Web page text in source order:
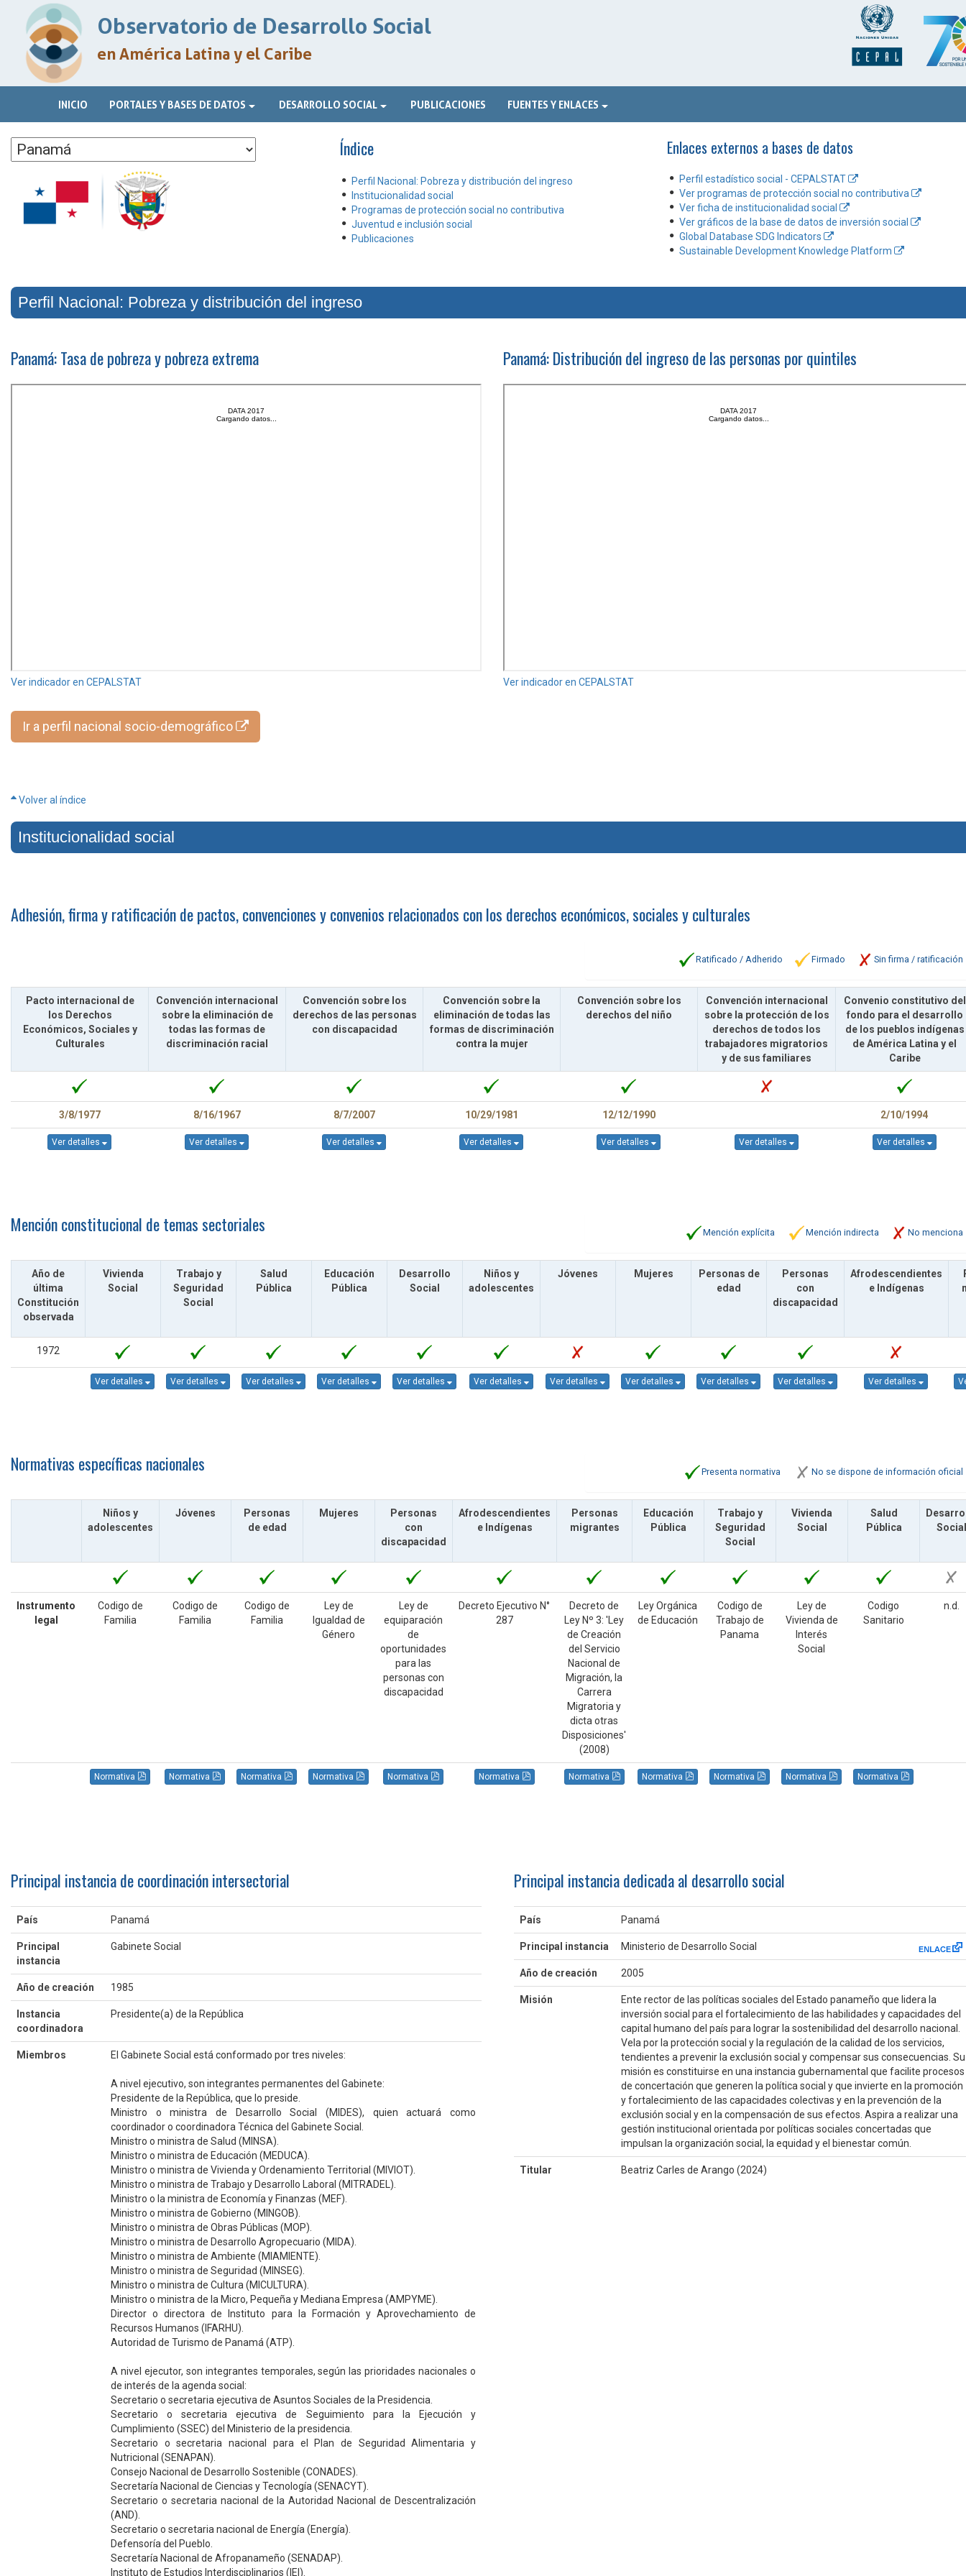
Observatorio de Desarrollo Social
en América Latina y el Caribe
INICIO PORTALES Y BASES DE DATOS DESARROLLO SOCIAL PUBLICACIONES FUENTES Y ENLACES
Índice
Perfil Nacional: Pobreza y distribución del ingreso
Institucionalidad social
Programas de protección social no contributiva
Juventud e inclusión social
Publicaciones
Enlaces externos a bases de datos
Perfil estadístico social - CEPALSTAT
Ver programas de protección social no contributiva
Ver ficha de institucionalidad social
Ver gráficos de la base de datos de inversión social
Global Database SDG Indicators
Sustainable Development Knowledge Platform
Perfil Nacional: Pobreza y distribución del ingreso
Panamá: Tasa de pobreza y pobreza extrema
Ver indicador en CEPALSTAT
Panamá: Distribución del ingreso de las personas por quintiles
Ver indicador en CEPALSTAT
Ir a perfil nacional socio-demográfico
Volver al índice
Institucionalidad social
Adhesión, firma y ratificación de pactos, convenciones y convenios relacionados con los derechos económicos, sociales y culturales
Ratificado / Adherido Firmado Sin firma / ratificación
Pacto internacional de
los Derechos
Económicos, Sociales y
Culturales
Convención internacional
sobre la eliminación de
todas las formas de
discriminación racial
Convención sobre los
derechos de las personas
con discapacidad
Convención sobre la
eliminación de todas las
formas de discriminación
contra la mujer
Convención sobre los
derechos del niño
Convención internacional
sobre la protección de los
derechos de todos los
trabajadores migratorios
y de sus familiares
Convenio constitutivo del
fondo para el desarrollo
de los pueblos indígenas
de América Latina y el
Caribe
3/8/1977 8/16/1967 8/7/2007 10/29/1981 12/12/1990 2/10/1994
Ver detalles Ver detalles Ver detalles Ver detalles Ver detalles Ver detalles Ver detalles
Mención constitucional de temas sectoriales Mención explícita Mención indirecta No menciona
Año de
última
Constitución
observada
Vivienda
Social
Trabajo y
Seguridad
Social
Salud
Pública
Educación
Pública
Desarrollo
Social
Niños y
adolescentes
Jóvenes Mujeres
Personas de
edad
Personas
con
discapacidad
Afrodescendientes
e Indígenas
1972
Ver detalles Ver detalles Ver detalles Ver detalles Ver detalles Ver detalles Ver detalles Ver detalles Ver detalles Ver detalles Ver detalles
Normativas específicas nacionales Presenta normativa No se dispone de información oficial
Niños y
adolescentes
Jóvenes
Personas
de edad
Mujeres
Personas
con
discapacidad
Afrodescendientes
e Indígenas
Personas
migrantes
Educación
Pública
Trabajo y
Seguridad
Social
Vivienda
Social
Salud
Pública
Social
Instrumento
legal
Codigo de
Familia
Codigo de
Familia
Codigo de
Familia
Ley de
Igualdad de
Género
Ley de
equiparación
de
oportunidades
para las
personas con
discapacidad
Decreto Ejecutivo N°
287
Decreto de
Ley Nº 3: 'Ley
de Creación
del Servicio
Nacional de
Migración, la
Carrera
Migratoria y
dicta otras
Disposiciones'
(2008)
Ley Orgánica
de Educación
Codigo de
Trabajo de
Panama
Ley de
Vivienda de
Interés
Social
Codigo
Sanitario
n.d.
Normativa Normativa Normativa Normativa Normativa Normativa Normativa Normativa Normativa Normativa Normativa
Principal instancia de coordinación intersectorial
País Panamá
Principal
instancia
Gabinete Social
Año de creación 1985
Instancia
coordinadora
Presidente(a) de la República
Miembros El Gabinete Social está conformado por tres niveles:
A nivel ejecutivo, son integrantes permanentes del Gabinete:
Presidente de la República, que lo preside.
Ministro o ministra de Desarrollo Social (MIDES), quien actuará como
coordinador o coordinadora Técnica del Gabinete Social.
Ministro o ministra de Salud (MINSA).
Ministro o ministra de Educación (MEDUCA).
Ministro o ministra de Vivienda y Ordenamiento Territorial (MIVIOT).
Ministro o ministra de Trabajo y Desarrollo Laboral (MITRADEL).
Ministro o la ministra de Economía y Finanzas (MEF).
Ministro o ministra de Gobierno (MINGOB).
Ministro o ministra de Obras Públicas (MOP).
Ministro o ministra de Desarrollo Agropecuario (MIDA).
Ministro o ministra de Ambiente (MIAMIENTE).
Ministro o ministra de Seguridad (MINSEG).
Ministro o ministra de Cultura (MICULTURA).
Ministro o ministra de la Micro, Pequeña y Mediana Empresa (AMPYME).
Director o directora de Instituto para la Formación y Aprovechamiento de
Recursos Humanos (IFARHU).
Autoridad de Turismo de Panamá (ATP).
A nivel ejecutor, son integrantes temporales, según las prioridades nacionales o
de interés de la agenda social:
Secretario o secretaria ejecutiva de Asuntos Sociales de la Presidencia.
Secretario o secretaria ejecutiva de Seguimiento para la Ejecución y
Cumplimiento (SSEC) del Ministerio de la presidencia.
Secretario o secretaria nacional para el Plan de Seguridad Alimentaria y
Nutricional (SENAPAN).
Consejo Nacional de Desarrollo Sostenible (CONADES).
Secretaría Nacional de Ciencias y Tecnología (SENACYT).
Secretario o secretaria nacional de la Autoridad Nacional de Descentralización
(AND).
Secretario o secretaria nacional de Energía (Energía).
Defensoría del Pueblo.
Secretaría Nacional de Afropanameño (SENADAP).
Instituto de Estudios Interdisciplinarios (IEI).
Principal instancia dedicada al desarrollo social
País Panamá
Principal instancia Ministerio de Desarrollo Social
Año de creación 2005
Misión
Ente rector de las políticas sociales del Estado panameño que lidera la
inversión social para el fortalecimiento de las habilidades y capacidades del
capital humano del país para lograr la sostenibilidad del desarrollo nacional.
Vela por la protección social y la regulación de la calidad de los servicios,
tendientes a prevenir la exclusión social y compensar sus consecuencias. Su
misión es constituirse en una instancia gubernamental que facilite procesos
de concertación que generen la política social y que invierte en la promoción
y fortalecimiento de las capacidades colectivas y en la prevención de la
exclusión social y en la compensación de sus efectos. Aspira a realizar una
gestión institucional orientada por políticas sociales concertadas que
impulsan la organización social, la equidad y el bienestar común.
Titular Beatriz Carles de Arango (2024)